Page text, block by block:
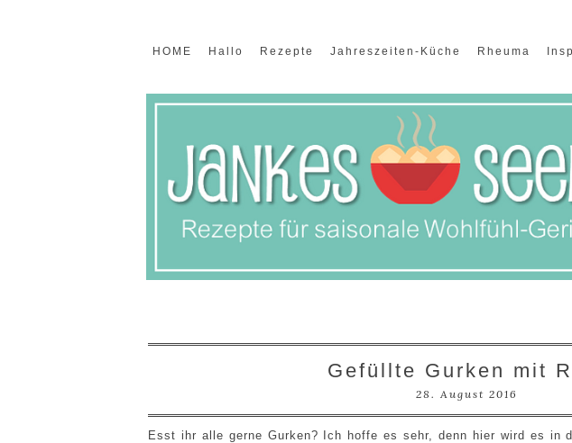
HOME Hallo Rezepte Jahreszeiten-Küche Rheuma
Gefüllte Gurken mit
28. August 2016
Esst ihr alle gerne Gurken? Ich hoffe es sehr, denn hier wird es in